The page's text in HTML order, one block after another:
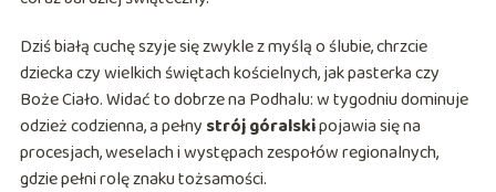
Dziś białą cuchę szyje się zwykle z myślą o ślubie, chrzcie
dziecka czy wielkich świętach kościelnych, jak pasterka czy
Boże Ciało. Widać to dobrze na Podhalu: w tygodniu dominuje
odzież codzienna, a pełny strój góralskipojawia się na
procesjach, weselach i występach zespołów regionalnych,
gdzie pełni rolę znaku tożsamości.